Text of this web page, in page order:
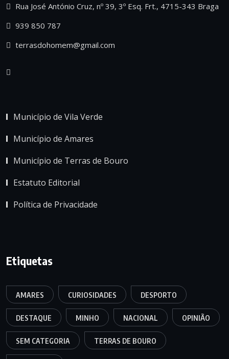
Rua José António Cruz, nº 39, 3º Esq. Frt., 4715-343 Braga
939 850 787
terrasdohomem@gmail.com
Município de Vila Verde
Município de Amares
Município de Terras de Bouro
Estatuto Editorial
Política de Privacidade
Etiquetas
AMARES CURIOSIDADES DESPORTO
DESTAQUE MINHO NACIONAL OPINIÃO
SEM CATEGORIA TERRAS DE BOURO